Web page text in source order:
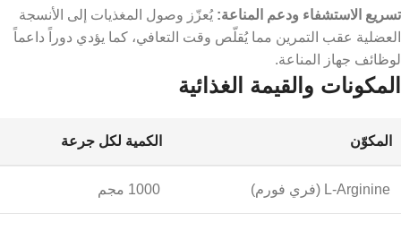
تسريع الاستشفاء ودعم المناعة: يُعزّز وصول المغذيات إلى الأنسجة
العضلية عقب التمرين مما يُقلّص وقت التعافي، كما يؤدي دوراً داعماً
لوظائف جهاز المناعة.
المكونات والقيمة الغذائية
المكوّن الكمية لكل جرعة
L-Arginine (فري فورم) 1000 مجم